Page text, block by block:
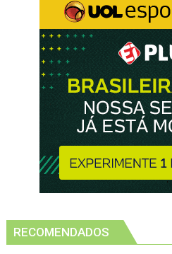
RECOMENDADOS